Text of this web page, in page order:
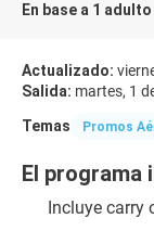
En base a 1 adulto
Actualizado:
Salida: martes, 1
Temas
Promos
El programa
Incluye carry